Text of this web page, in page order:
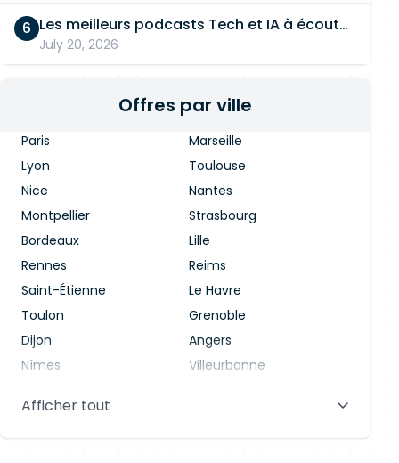
Les meilleurs podcasts Tech et IA à écouter en 2026
July 20, 2026
Offres par ville
Paris
Marseille
Lyon
Toulouse
Nice
Nantes
Montpellier
Strasbourg
Bordeaux
Lille
Rennes
Reims
Saint-Étienne
Le Havre
Toulon
Grenoble
Dijon
Angers
Nîmes
Villeurbanne
Aix-en-Provence
Afficher tout